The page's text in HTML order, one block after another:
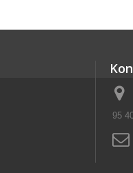
95